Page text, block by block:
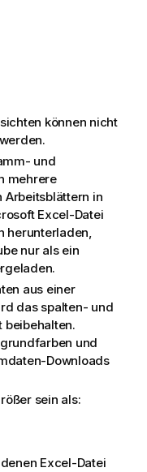
können nicht
und
mehrere
Arbeitsblättern in
Excel-Datei
herunterladen,
nur als ein
aus einer
das spalten- und
beibehalten.
und
Downloads
sein als:
Excel-Datei